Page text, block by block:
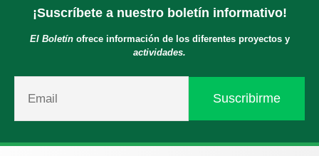
¡Suscríbete a nuestro boletín informativo!
El Boletínofrece información de los diferentes proyectos y
actividades.